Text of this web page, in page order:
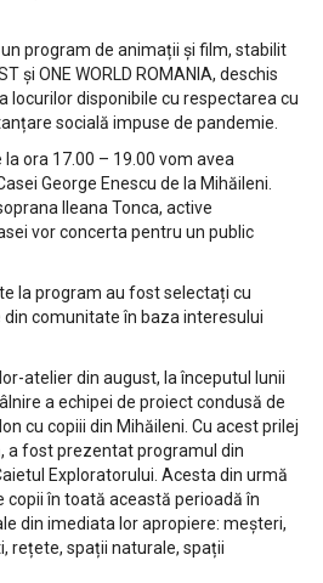
program de animații și film, stabilit
și ONE WORLD ROMANIA, deschis
locurilor disponibile cu respectarea cu
socială impuse de pandemie.
ora 17.00 – 19.00 vom avea
George Enescu de la Mihăileni.
Ileana Tonca, active
vor concerta pentru un public
la program au fost selectați cu
comunitate în baza interesului
atelier din august, la începutul lunii
a echipei de proiect condusă de
cu copiii din Mihăileni. Cu acest prilej
a fost prezentat programul din
Exploratorului. Acesta din urmă
copii în toată această perioadă în
din imediata lor apropiere: meșteri,
rețete, spații naturale, spații